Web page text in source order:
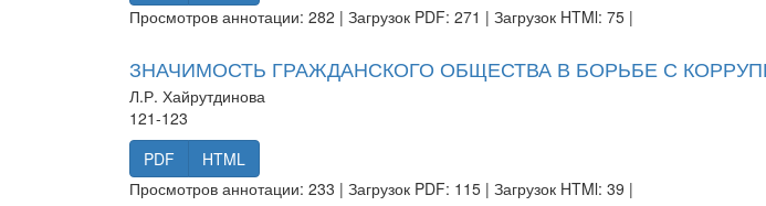
Просмотров аннотации: 282 | Загрузок PDF: 271 | Загрузок HTMl: 75 |
ЗНАЧИМОСТЬ ГРАЖДАНСКОГО ОБЩЕСТВА В БОРЬБЕ С
Л.Р. Хайрутдинова
121-123
PDF
HTML
Просмотров аннотации: 233 | Загрузок PDF: 115 | Загрузок HTMl: 39 |